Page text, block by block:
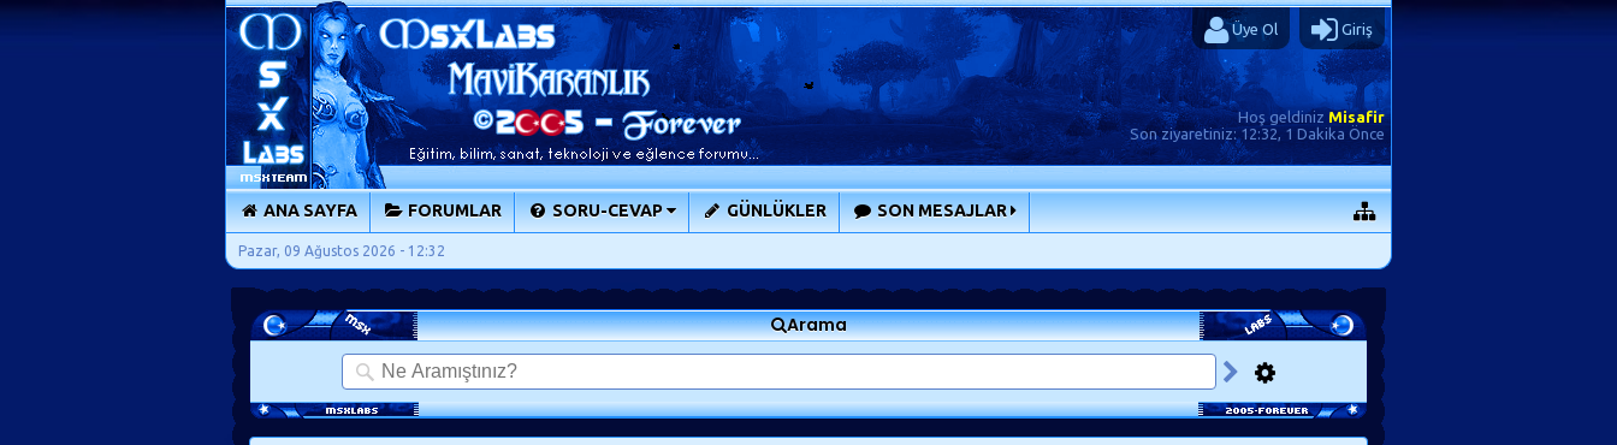
Üye Ol Giriş
Hoş geldiniz Misafir
Son ziyaretiniz:12:32, 1 Dakika Önce
ANA SAYFA FORUMLAR SORU-CEVAP GÜNLÜKLER SON MESAJLAR
Pazar, 09 Ağustos 2026 - 12:32
Arama